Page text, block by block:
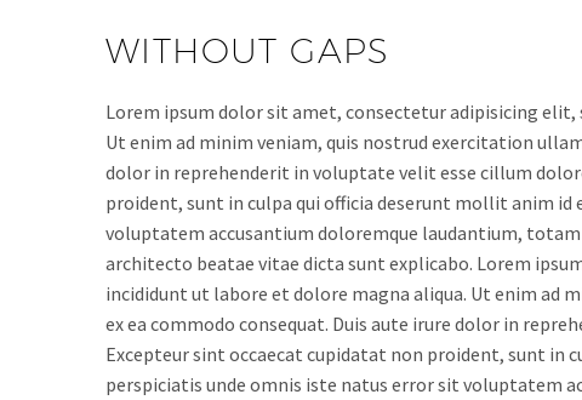
WITHOUT GAPS
Lorem ipsum dolor sit amet, consectetur adipisicing
Ut enim ad minim veniam, quis nostrud exercitation
dolor in reprehenderit in voluptate velit esse cillum
proident, sunt in culpa qui officia deserunt mollit anim
voluptatem accusantium doloremque laudantium,
architecto beatae vitae dicta sunt explicabo. Lorem
incididunt ut labore et dolore magna aliqua. Ut enim ad
ex ea commodo consequat. Duis aute irure dolor in
Excepteur sint occaecat cupidatat non proident, sunt in
perspiciatis unde omnis iste natus error sit voluptatem